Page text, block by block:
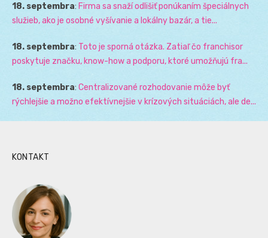
18. septembra: Firma sa snaží odlišiť ponúkaním špeciálnych
služieb, ako je osobné vyšívanie a lokálny bazár, a tie...
18. septembra: Toto je sporná otázka. Zatiaľ čo franchisor
poskytuje značku, know-how a podporu, ktoré umožňujú fra...
18. septembra: Centralizované rozhodovanie môže byť
rýchlejšie a možno efektívnejšie v krízových situáciách, ale de...
KONTAKT